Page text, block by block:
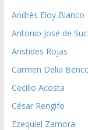
Andrés Eloy Blanco
Antonio José de
Aristides Rojas
Carmen Delia
Cecilio Acosta
César Rengifo
Ezequiel Zamora